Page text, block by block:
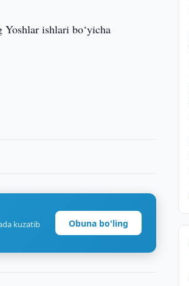
ishlari bo‘yicha
kuzatib
Obuna bo'ling